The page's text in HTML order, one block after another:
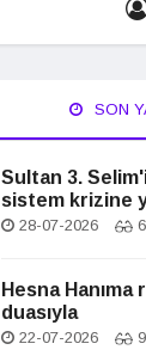
SON
Sultan 3.
sistem krizine
28-07-2026
Hesna Hanıma
duasıyla
22-07-2026